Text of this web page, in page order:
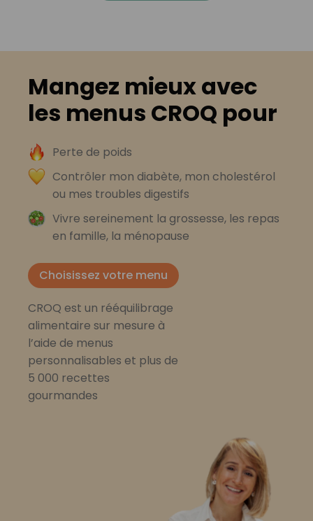
Mangez mieux avec
les menus CROQ pour
Perte de poids
Contrôler mon diabète, mon cholestérol
ou mes troubles digestifs
Vivre sereinement la grossesse, les repas
en famille, la ménopause
Choisissez votre menu
CROQ est un rééquilibrage
alimentaire sur mesure à
l’aide de menus
personnalisables et plus de
5 000 recettes
gourmandes